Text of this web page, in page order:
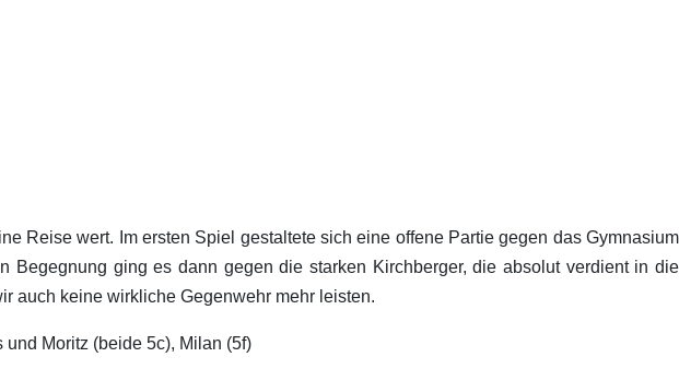
Reise wert. Im ersten Spiel gestaltete sich eine offene Partie gegen das Gymnasium
ging es dann gegen die starken Kirchberger, die absolut verdient in die
auch keine wirkliche Gegenwehr mehr leisten.
Moritz (beide 5c), Milan (5f)